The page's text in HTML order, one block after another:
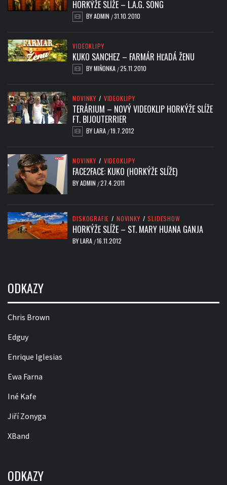
HORKÝŽE SLÍŽE – L.A.G. SONG
BYADMIN /31.10.2010
VIDEOKLIPY
KUKO SANCHEZ – FARMÁR HĽADÁ ŽENU
BYMIŇONKA /25.11.2010
NOVINKY / VIDEOKLIPY
TERÁRIUM – NOVÝ VIDEOKLIP HORKÝŽE SLÍŽE
FT. BIJOUTERRIER
BYLARA /19.7.2012
NOVINKY / VIDEOKLIPY
FACE2FACE: KUKO (HORKÝŽE SLÍŽE)
BYADMIN /27.4.2011
DISKOGRAFIE / NOVINKY / SLIDESHOW
HORKÝŽE SLÍŽE – ST. MARY HUANA GANJA
BYLARA /16.11.2012
ODKAZY
Chris Brown
Edguy
Enrique Iglesias
Ewa Farna
Iné Kafe
Jiří Zonyga
XBand
ODKAZY